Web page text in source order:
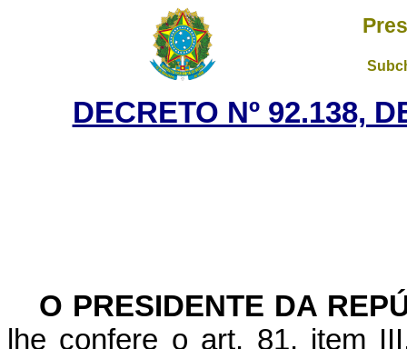
DECRETO Nº 92.138,
O PRESIDENTE DA
lhe confere o art. 81, item